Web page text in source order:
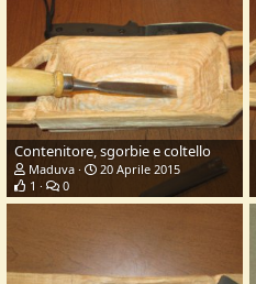
Contenitore, sgorbie e coltello
Maduva
20 Aprile 2015
1
0